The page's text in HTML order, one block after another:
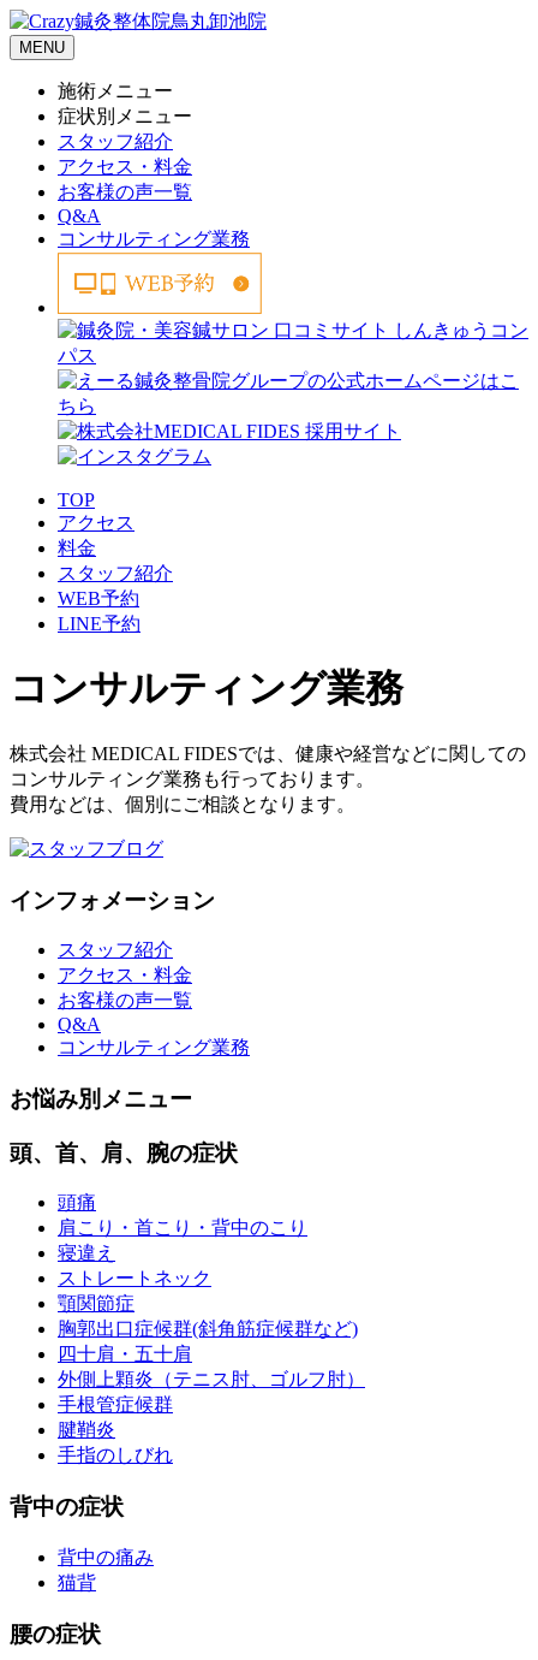
MENU
施術メニュー
症状別メニュー
スタッフ紹介
アクセス・料金
お客様の声一覧
Q&A
コンサルティング業務
TOP
アクセス
料金
スタッフ紹介
WEB予約
LINE予約
コンサルティング業務
株式会社 MEDICAL FIDESでは、健康や経営などに関しての
コンサルティング業務も行っております。
費用などは、個別にご相談となります。
インフォメーション
スタッフ紹介
アクセス・料金
お客様の声一覧
Q&A
コンサルティング業務
お悩み別メニュー
頭、首、肩、腕の症状
頭痛
肩こり・首こり・背中のこり
寝違え
ストレートネック
顎関節症
胸郭出口症候群(斜角筋症候群など)
四十肩・五十肩
外側上顆炎（テニス肘、ゴルフ肘）
手根管症候群
腱鞘炎
手指のしびれ
背中の症状
背中の痛み
猫背
腰の症状